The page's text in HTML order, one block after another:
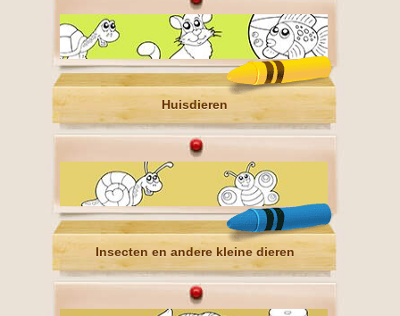
Huisdieren
Insecten en andere kleine dieren